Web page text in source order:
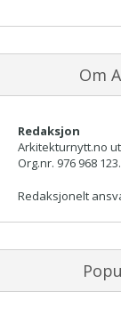
Om
Redaksjon
Arkitekturnytt.no
Org.nr. 976 968 123.
Redaksjonelt